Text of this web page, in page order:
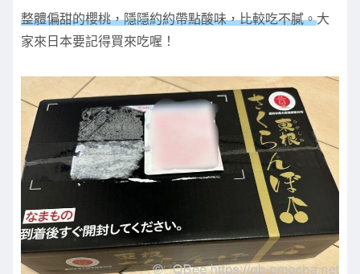
整體偏甜的櫻桃，隱隱約約帶點酸味，比較吃不膩。大
家來日本要記得買來吃喔！